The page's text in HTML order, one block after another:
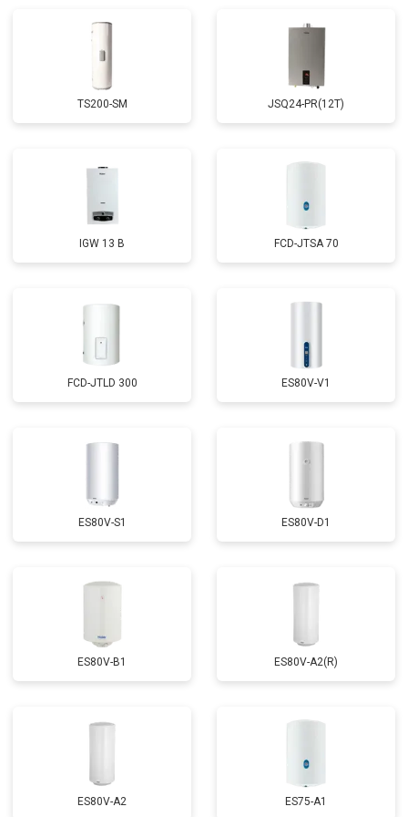
TS200-SM JSQ24-PR(12T)
IGW 13 B FCD-JTSA 70
FCD-JTLD 300 ES80V-V1
ES80V-S1 ES80V-D1
ES80V-B1 ES80V-A2(R)
ES80V-A2 ES75-A1